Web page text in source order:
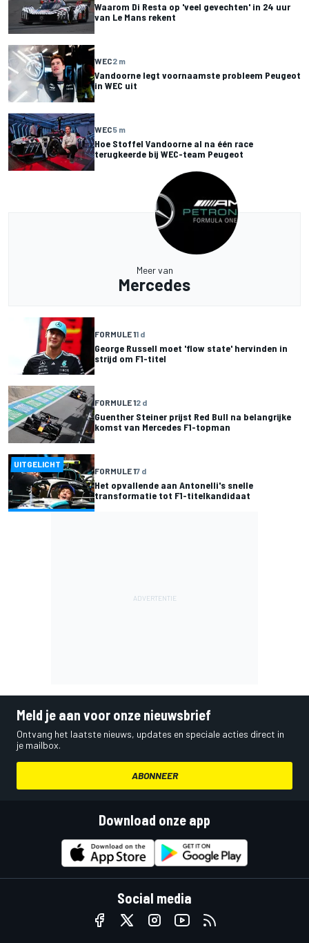
Waarom Di Resta op 'veel gevechten' in 24 uur
van Le Mans rekent
WEC2 m
Vandoorne legt voornaamste probleem Peugeot
in WEC uit
WEC5 m
Hoe Stoffel Vandoorne al na één race
terugkeerde bij WEC-team Peugeot
Meer van
Mercedes
FORMULE 11 d
George Russell moet 'flow state' hervinden in
strijd om F1-titel
FORMULE 12 d
Guenther Steiner prijst Red Bull na belangrijke
komst van Mercedes F1-topman
UITGELICHT
FORMULE 17 d
Het opvallende aan Antonelli's snelle
transformatie tot F1-titelkandidaat
Meld je aan voor onze nieuwsbrief
Ontvang het laatste nieuws, updates en speciale acties direct in
je mailbox.
ABONNEER
Download onze app
Social media